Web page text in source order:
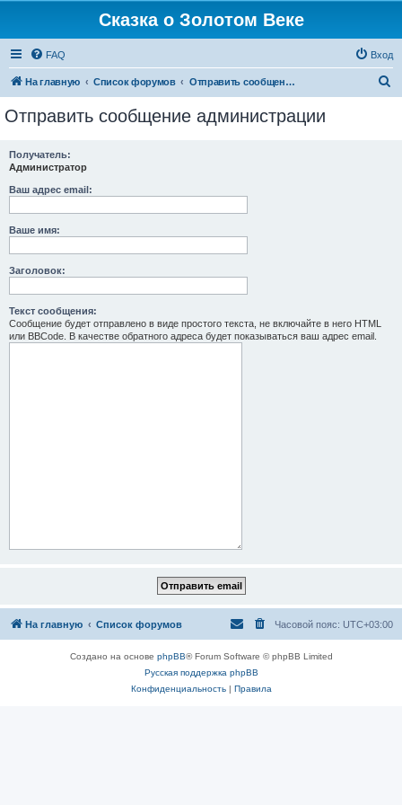
Сказка о Золотом Веке
FAQ Вход
На главную Список форумов Отправить сообщение администрации
Отправить сообщение администрации
Получатель:
Администратор
Ваш адрес email:
Ваше имя:
Заголовок:
Текст сообщения:
Сообщение будет отправлено в виде простого текста, не включайте в него HTML
или BBCode. В качестве обратного адреса будет показываться ваш адрес email.
На главную Список форумов Часовой пояс: UTC+03:00
Создано на основе phpBB® Forum Software © phpBB Limited
Русская поддержка phpBB
Конфиденциальность| Правила